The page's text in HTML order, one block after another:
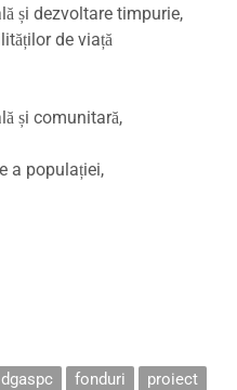
și dezvoltare timpurie,
de viață
și comunitară,
a populației,
dgaspc fonduri
proiect